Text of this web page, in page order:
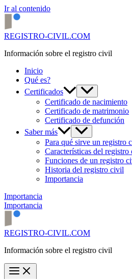
Ir al contenido
REGISTRO-CIVIL.COM
Información sobre el registro civil
Inicio
Qué es?
Certificados
Certificado de nacimiento
Certificado de matrimonio
Certificado de defunción
Saber más
Para qué sirve un registro
Características del registro
Funciones de un registro
Historia del registro civil
Importancia
Importancia
Importancia
REGISTRO-CIVIL.COM
Información sobre el registro civil